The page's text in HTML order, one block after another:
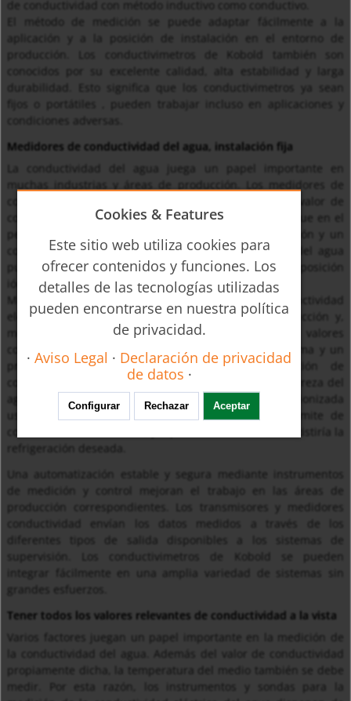
de conductividad con método inductivo como conductivo.
aplicación y a la posición de instalación en el entorno de
producción. Los conductivimetros de Kobold también son
conocidos por su excelente calidad, alta estabilidad y larga
durabilidad. Esto significa que los conductivimetros ya sean
fijos o portátiles , pueden trabajar incluso en aplicaciones y
condiciones adversas.
Medidores de conductividad del agua, instalación fija
La conductividad del agua juega un papel importante en
muchas industrias y áreas de producción. Los medidores de
conductividad en línea en funcionamiento normal, lo que en el
peor de los casos requeriría una parada de producción y un
control en el laboratorio. La conductividad eléctrica del agua
puede utilizarse, en concreto, para comprobar la composición
iónica y la distribución uniforme de los constituyentes.
Muchas empresas utilizan los medidores de conductividad
eléctrica del agua en sus propias plantas de producción y,
mediante el control automático de los valores
correspondientes, consiguen una automatización óptima y un
proceso de producción más rápido. La medición de
conductividad es muy importante, para asegurar la pureza del
agua en los circuitos de refrigeración. El agua desionizada
usada en este caso no debe exceder los valores límite de
refrigeración deseada.
Una automatización estable y segura mediante instrumentos
de medición y control mejoran el trabajo en las áreas de
producción correspondientes. Los transmisores y medidores
conductividad envían los datos medidos a través de los
supervisión. Los conductivimetros de Kobold se pueden
integrar fácilmente en una amplia variedad de sistemas sin
grandes esfuerzos.
Tener todos los valores relevantes de conductividad a la vista
Varios factores juegan un papel importante en la medición de
la conductividad del agua. Además del valor de conductividad
medir. Por esta razón, los instrumentos y sondas para la
Cookies & Features
Este sitio web utiliza cookies para
ofrecer contenidos y funciones. Los
detalles de las tecnologías utilizadas
pueden encontrarse en nuestra política
de privacidad.
·Aviso Legal · Declaración de privacidad
de datos ·
Configurar Rechazar Aceptar